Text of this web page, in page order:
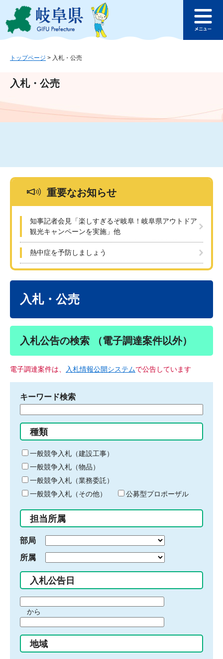
ジ
ュ
文
このページの本文へ
ュ
トップページ > 入札・公売
入札・公売
重要なお知らせ
知事記者会見「楽しすぎるぞ岐阜！岐阜県アウトドア
観光キャンペーンを実施」他
熱中症を予防しましょう
入札・公売
入札公告の検索 （電子調達案件以外）
電子調達案件は、 入札情報公開システムで公告しています
キーワード検索
る
キ
ー
ワ
ー
ド
入
力
種類
一般競争入札（建設工事）
一般競争入札（物品）
一般競争入札（業務委託）
一般競争入札（その他）
公募型プロポーザル
担当所属
部局
所属
入札公告日
間
始
り
から
間
終
地域